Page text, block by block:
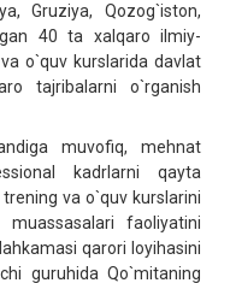
Gruziya, Qozog`iston,
40 ta xalqaro ilmiy-
o`quv kurslarida davlat
tajribalarni o`rganish
muvofiq, mehnat
kadrlarni qayta
va o`quv kurslarini
faoliyatini
qarori loyihasini
guruhida Qo`mitaning